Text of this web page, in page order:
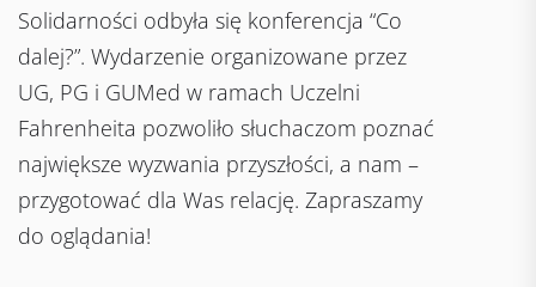
Solidarności odbyła się konferencja “Co
dalej?”. Wydarzenie organizowane przez
UG, PG i GUMed w ramach Uczelni
Fahrenheita pozwoliło słuchaczom poznać
największe wyzwania przyszłości, a nam –
przygotować dla Was relację. Zapraszamy
do oglądania!